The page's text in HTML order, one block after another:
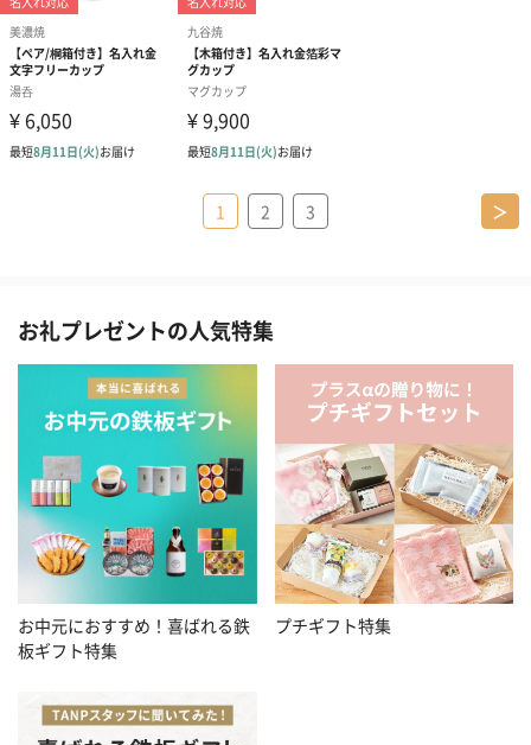
1 2 3 ＞
お礼プレゼントの人気特集
お中元におすすめ！喜ばれる鉄
板ギフト特集
プチギフト特集